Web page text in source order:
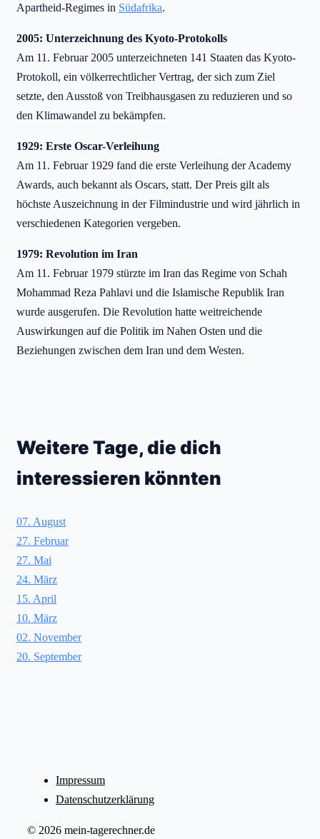
Apartheid-Regimes in Südafrika.
2005: Unterzeichnung des Kyoto-Protokolls
Am 11. Februar 2005 unterzeichneten 141 Staaten das Kyoto-
Protokoll, ein völkerrechtlicher Vertrag, der sich zum Ziel
setzte, den Ausstoß von Treibhausgasen zu reduzieren und so
den Klimawandel zu bekämpfen.
1929: Erste Oscar-Verleihung
Am 11. Februar 1929 fand die erste Verleihung der Academy
Awards, auch bekannt als Oscars, statt. Der Preis gilt als
höchste Auszeichnung in der Filmindustrie und wird jährlich in
verschiedenen Kategorien vergeben.
1979: Revolution im Iran
Am 11. Februar 1979 stürzte im Iran das Regime von Schah
Mohammad Reza Pahlavi und die Islamische Republik Iran
wurde ausgerufen. Die Revolution hatte weitreichende
Auswirkungen auf die Politik im Nahen Osten und die
Beziehungen zwischen dem Iran und dem Westen.
Weitere Tage, die dich
interessieren könnten
07. August
27. Februar
27. Mai
24. März
15. April
10. März
02. November
20. September
Impressum
Datenschutzerklärung
© 2026 mein-tagerechner.de